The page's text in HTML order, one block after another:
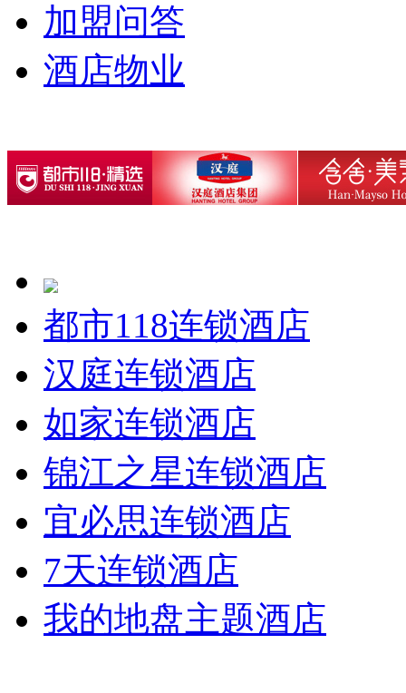
加盟问答
酒店物业
都市118连锁酒店
汉庭连锁酒店
如家连锁酒店
锦江之星连锁酒店
宜必思连锁酒店
7天连锁酒店
我的地盘主题酒店